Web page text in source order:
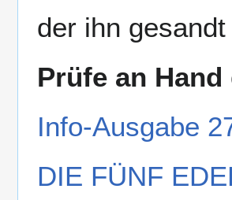
der ihn
Prüfe an
Info-Ausgabe
DIE FÜNF